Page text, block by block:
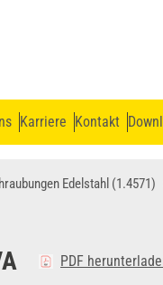
Karriere Kontakt
Edelstahl (1.4571)
PDF